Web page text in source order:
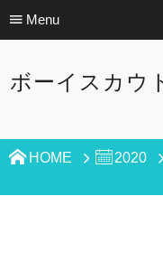
Menu
ボーイスカウ
HOME 2020